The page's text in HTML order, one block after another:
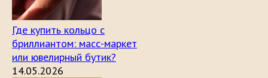
Где купить кольцо с
бриллиантом: масс-маркет
или ювелирный бутик?
14.05.2026